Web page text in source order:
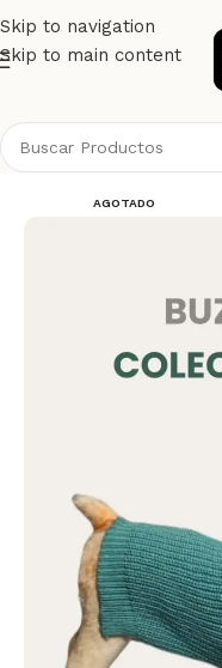
Skip to navigation
Skip to main content
AGOTADO